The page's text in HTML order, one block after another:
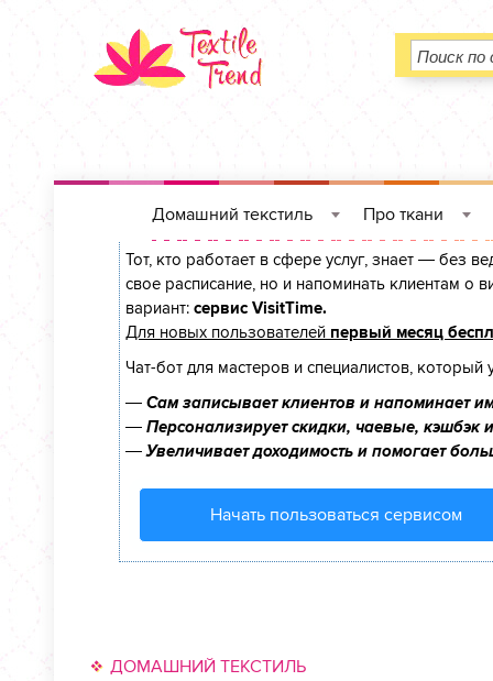
Домашний текстиль Про ткани
Сервис онлайн-записи на собственном
Тот, кто работает в сфере услуг, знает — без
свое расписание, но и напоминать клиентам
вариант: сервис VisitTime.
Для новых пользователей первый месяц
Чат-бот для мастеров и специалистов, который
— Сам записывает клиентов и напоминает
— Персонализирует скидки, чаевые, кэшбэк
—Увеличивает доходимость и помогает
Начать пользоваться сервисом
ДОМАШНИЙ ТЕКСТИЛЬ